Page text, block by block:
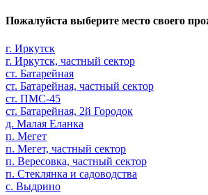
Пожалуйста выберите место своего
г. Иркутск
г. Иркутск, частный сектор
ст. Батарейная
ст. Батарейная, частный сектор
ст. ПМС-45
ст. Батарейная, 2й Городок
д. Малая Еланка
п. Мегет
п. Мегет, частный сектор
п. Вересовка, частный сектор
п. Стеклянка и садоводства
с. Выдрино